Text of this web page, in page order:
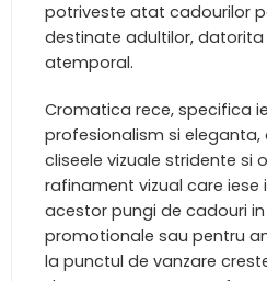
potriveste atat cadourilor
destinate adultilor, datorita
atemporal.
Cromatica rece, specifica
profesionalism si
cliseele vizuale stridente si
rafinament vizual care iese
acestor pungi de cadouri
promotionale sau pentru
la punctul de vanzare